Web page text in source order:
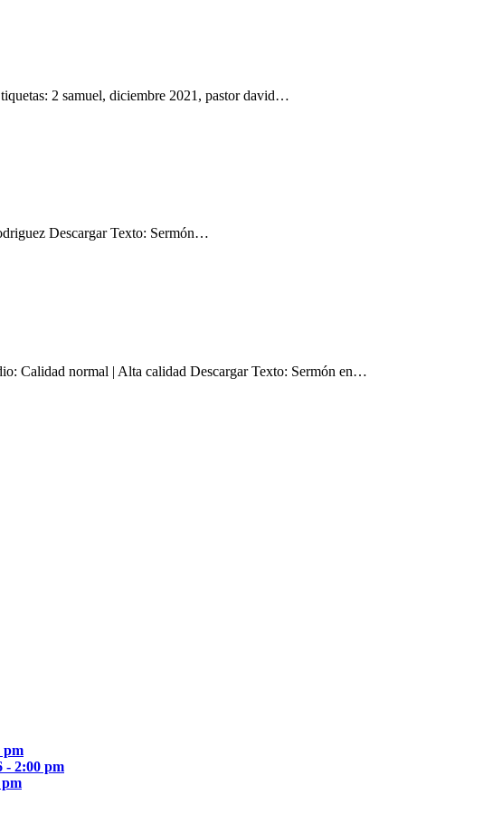
2 samuel, diciembre 2021, pastor david…
Descargar Texto: Sermón…
Calidad normal | Alta calidad Descargar Texto: Sermón en…
pm
- 2:00 pm
pm